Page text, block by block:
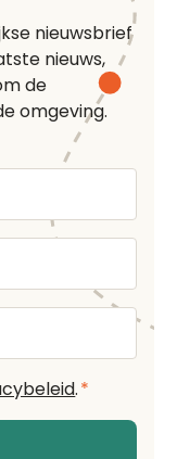
nieuwsbrief
nieuws,
de
omgeving.
.*